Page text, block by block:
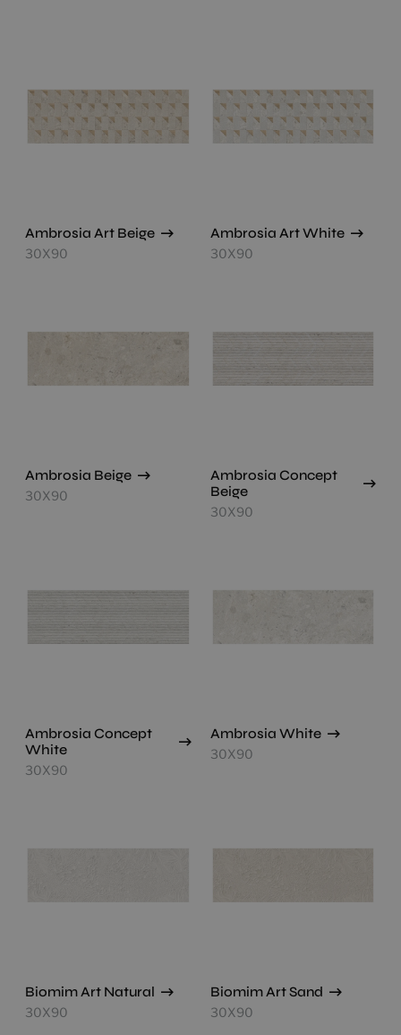
Ambrosia Art Beige
30X90
Ambrosia Art White
30X90
Ambrosia Beige
30X90
Ambrosia Concept
Beige
30X90
Ambrosia Concept
White
30X90
Ambrosia White
30X90
Biomim Art Natural
30X90
Biomim Art Sand
30X90